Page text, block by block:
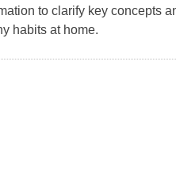
to clarify key concepts
habits at home.